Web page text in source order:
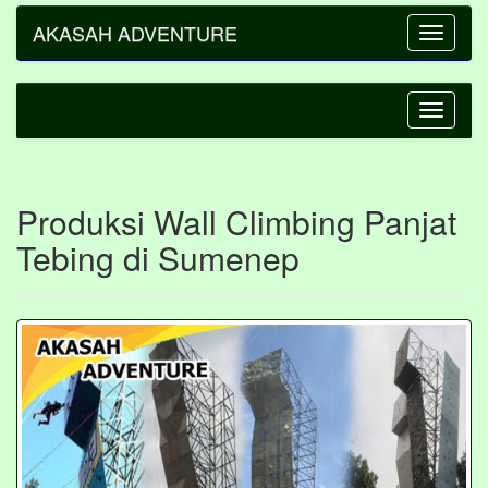
Toggle
AKASAH ADVENTURE
Toggle
Produksi Wall Climbing Panjat
Tebing di Sumenep